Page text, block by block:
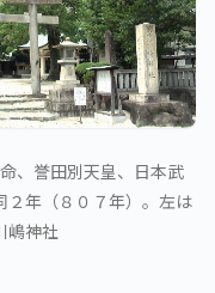
、誉田別天皇、日本武
２年（８０７年）。左は
嶋神社